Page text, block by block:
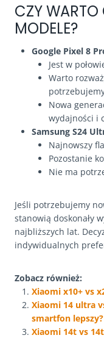
CZY
MODELE?
Google Pixel 8
Jest w
Warto
Nowa
wydajności i
Samsung S24
Najnowszy
Pozostanie
Nie ma
Jeśli potrzebujemy
stanowią doskonały
najbliższych lat.
indywidualnych
Zobacz również:
Xiaomi x10+ vs
Xiaomi 14 ultra
smartfon lepszy?
Xiaomi 14t vs